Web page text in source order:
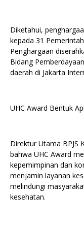
Diketahui,
kepada 31
Penghargaan
Bidang
daerah di Jakarta
UHC Award Bentuk
Direktur Utama BPJS
bahwa UHC Award
kepemimpinan dan
menjamin layanan
melindungi
kesehatan.